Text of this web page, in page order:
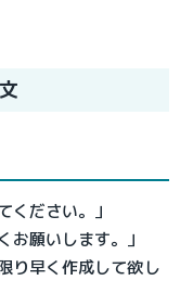
ください。」
お願いします。」
り早く作成して欲し